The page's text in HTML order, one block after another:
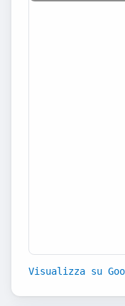
Visualizza su